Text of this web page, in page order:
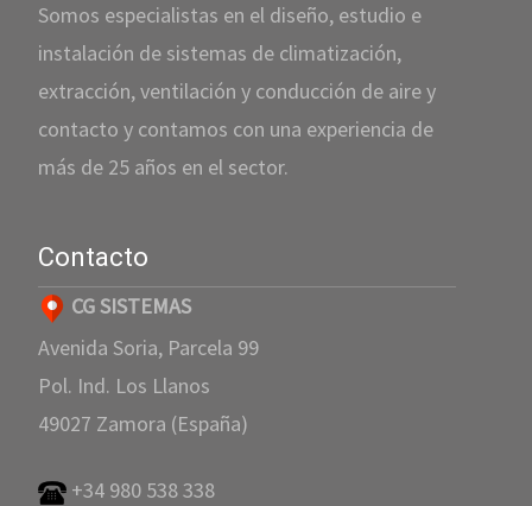
Somos especialistas en el diseño, estudio e
instalación de sistemas de climatización,
extracción, ventilación y conducción de aire y
contacto y contamos con una experiencia de
más de 25 años en el sector.
Contacto
CG SISTEMAS
Avenida Soria, Parcela 99
Pol. Ind. Los Llanos
49027 Zamora (España)
+34 980 538 338